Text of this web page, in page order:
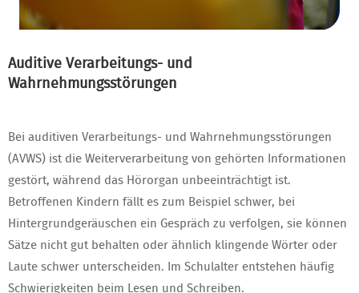
Auditive Verarbeitungs- und
Wahrnehmungsstörungen
Bei auditiven Verarbeitungs- und Wahrnehmungsstörungen
(AVWS) ist die Weiterverarbeitung von gehörten Informationen
gestört, während das Hörorgan unbeeinträchtigt ist.
Betroffenen Kindern fällt es zum Beispiel schwer, bei
Hintergrundgeräuschen ein Gespräch zu verfolgen, sie können
Sätze nicht gut behalten oder ähnlich klingende Wörter oder
Laute schwer unterscheiden. Im Schulalter entstehen häufig
Schwierigkeiten beim Lesen und Schreiben.